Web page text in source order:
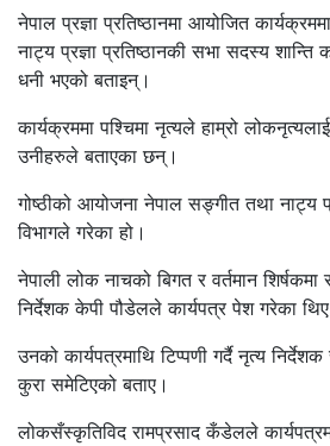
नेपाल प्रज्ञा प्रतिष्ठानमा आयोजित
नाट्य प्रज्ञा प्रतिष्ठानकी सभा सदस्य
धनी भएको बताइन्।
कार्यक्रममा पश्चिमा नृत्यले हाम्रो
उनीहरुले बताएका छन्।
गोष्ठीको आयोजना नेपाल सङ्गीत तथा नाट्य
विभागले गरेका हो।
नेपाली लोक नाचको बिगत र वर्तमान शिर्षकमा
निर्देशक केपी पौडेलले कार्यपत्र पेश गरेका
उनको कार्यपत्रमाथि टिप्पणी गर्दै नृत्य
कुरा समेटिएको बताए।
लोकसँस्कृतिविद रामप्रसाद कँडेलले